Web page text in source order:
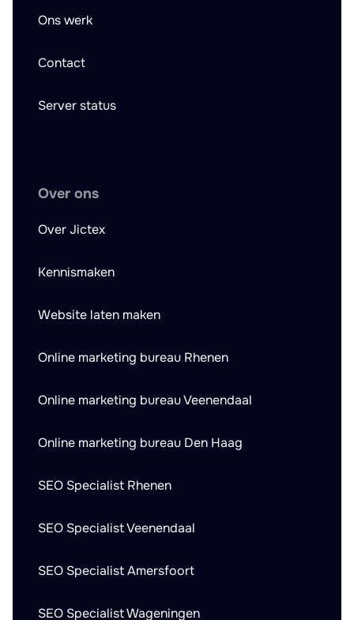
Ons werk
Contact
Server status
Over ons
Over Jictex
Kennismaken
Website laten maken
Online marketing bureau Rhenen
Online marketing bureau Veenendaal
Online marketing bureau Den Haag
SEO Specialist Rhenen
SEO Specialist Veenendaal
SEO Specialist Amersfoort
SEO Specialist Wageningen